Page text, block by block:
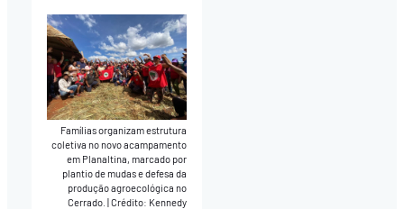
Famílias organizam estrutura
coletiva no novo acampamento
em Planaltina, marcado por
plantio de mudas e defesa da
produção agroecológica no
Cerrado.|Crédito: Kennedy